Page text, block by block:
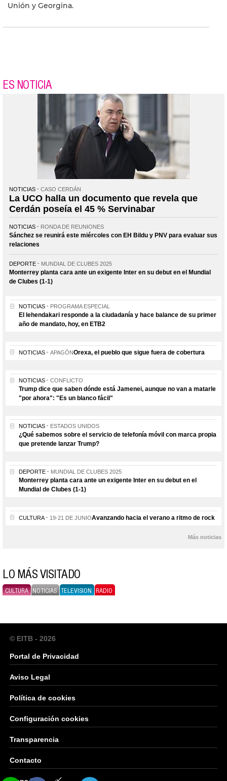
Unión y Georgina.
ES NOTICIA
NOTICIAS CASO CERDÁN
La UCO halla un documento que revela que
Cerdán poseía el 45 % Servinabar
NOTICIAS RONDA DE REUNIONES
Sánchez se reunirá este miércoles con EH Bildu y PNV para evaluar sus
relaciones
DEPORTE MUNDIAL DE CLUBES 2025
Monterrey planta cara ante un exigente Inter en su debut en el Mundial
de Clubes (1-1)
NOTICIAS PROGRAMA ESPECIAL
El lehendakari responde a la ciudadanía y hace balance de su primer
año de mandato, hoy, en ETB2
NOTICIAS APAGÓNOrexa, el pueblo que sigue fuera de cobertura
NOTICIAS CONFLICTO
Trump dice que saben dónde está Jamenei, aunque no van a matarle
"por ahora": "Es un blanco fácil"
NOTICIAS ESTADOS UNIDOS
¿Qué sabemos sobre el servicio de telefonía móvil con marca propia
que pretende lanzar Trump?
DEPORTE MUNDIAL DE CLUBES 2025
Monterrey planta cara ante un exigente Inter en su debut en el
Mundial de Clubes (1-1)
CULTURA 19-21 DE JUNIOAvanzando hacia el verano a ritmo de rock
Más noticias
LO MÁS VISITADO
CULTURA NOTICIAS TELEVISION RADIO
© EITB - 2026
Portal de Privacidad
Aviso Legal
Política de cookies
Configuración cookies
Transparencia
Contacto